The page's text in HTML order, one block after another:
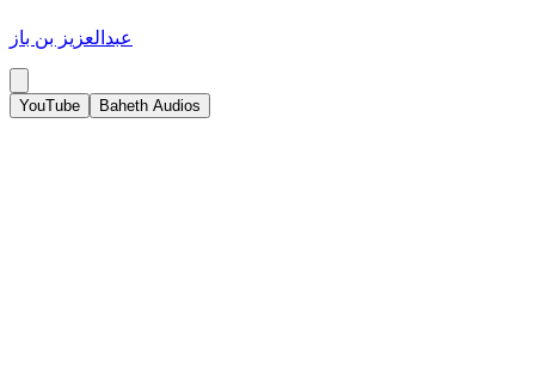
عبدالعزيز بن باز
YouTube Baheth Audios